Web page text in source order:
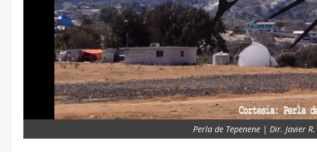
Perla de Tepenene | Dir. Javier